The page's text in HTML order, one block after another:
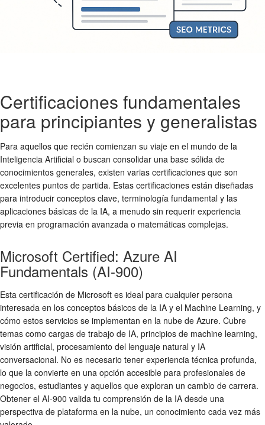
Certificaciones fundamentales
para principiantes y generalistas
Para aquellos que recién comienzan su viaje en el mundo de la
Inteligencia Artificial o buscan consolidar una base sólida de
conocimientos generales, existen varias certificaciones que son
excelentes puntos de partida. Estas certificaciones están diseñadas
para introducir conceptos clave, terminología fundamental y las
aplicaciones básicas de la IA, a menudo sin requerir experiencia
previa en programación avanzada o matemáticas complejas.
Microsoft Certified: Azure AI
Fundamentals (AI-900)
Esta certificación de Microsoft es ideal para cualquier persona
interesada en los conceptos básicos de la IA y el Machine Learning, y
cómo estos servicios se implementan en la nube de Azure. Cubre
temas como cargas de trabajo de IA, principios de machine learning,
visión artificial, procesamiento del lenguaje natural y IA
conversacional. No es necesario tener experiencia técnica profunda,
lo que la convierte en una opción accesible para profesionales de
negocios, estudiantes y aquellos que exploran un cambio de carrera.
Obtener el AI-900 valida tu comprensión de la IA desde una
perspectiva de plataforma en la nube, un conocimiento cada vez más